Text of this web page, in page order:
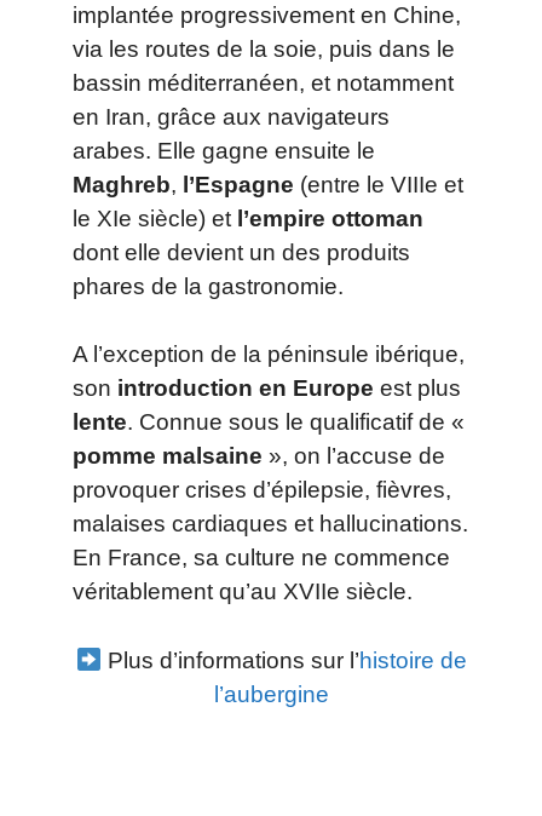
implantée progressivement en Chine,
via les routes de la soie, puis dans le
bassin méditerranéen, et notamment
en Iran, grâce aux navigateurs
arabes. Elle gagne ensuite le
Maghreb, l’Espagne (entre le VIIIe et
le XIe siècle) et l’empire ottoman
dont elle devient un des produits
phares de la gastronomie.
A l’exception de la péninsule ibérique,
son introduction en Europe est plus
lente. Connue sous le qualificatif de «
pomme malsaine », on l’accuse de
provoquer crises d’épilepsie, fièvres,
malaises cardiaques et hallucinations.
En France, sa culture ne commence
véritablement qu’au XVIIe siècle.
Plus d’informations sur l’histoire de
l’aubergine